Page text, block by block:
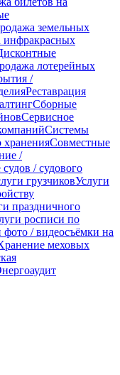
земельных
лотерейных
/
Реставрация
Сборные
Сервисное
Системы
храненияСовместные
/
/ судового
грузчиковУслуги
праздничного
росписи по
фото / видеосъёмки на
меховых